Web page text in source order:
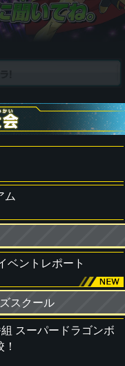
ム
ベントレポート
スクール
スーパードラゴンボ